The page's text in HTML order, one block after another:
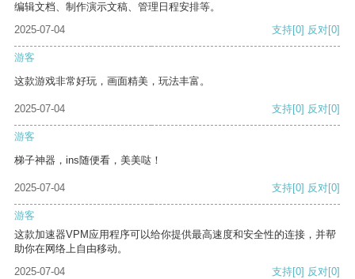
编辑文档、制作演示文稿、管理日程安排等。
2025-07-04
支持[0] 反对[0]
游客
这款游戏非常好玩，画面精美，玩法丰富。
2025-07-04 支持[0] 反对[0]
游客
梯子神器，ins随便看，美美哒！
2025-07-04 支持[0] 反对[0]
游客
这款加速器VPM应用程序可以给你提供最高速度和安全性的连接，并帮
助你在网络上自由移动。
2025-07-04
支持[0] 反对[0]